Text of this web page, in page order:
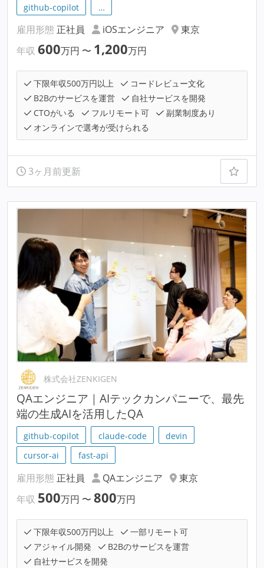
github-copilot …
雇用形態 正社員 iOSエンジニア
東京
年収 600万円 〜 1,200万円
下限年収500万円以上
コードレビュー文化
B2Bのサービスを運営
自社サービスを開発
CTOがいる
フルリモート可
副業制度あり
オンラインで選考が受けられる
3ヶ月前更新
株式会社ZENKIGEN
QAエンジニア｜AIテックカンパニーで、最先
端の生成AIを活用したQA
github-copilot claude-code
devin
cursor-ai
fast-api
雇用形態 正社員 QAエンジニア
東京
年収 500万円 〜 800万円
下限年収500万円以上
一部リモート可
アジャイル開発
B2Bのサービスを運営
自社サービスを開発